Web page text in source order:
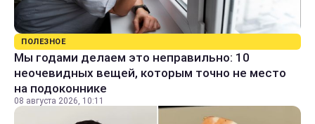
ПОЛЕЗНОЕ
Мы годами делаем это неправильно: 10
неочевидных вещей, которым точно не место
на подоконнике
08 августа 2026, 10:11